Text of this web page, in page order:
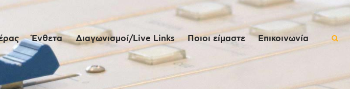
Ένθετα Διαγωνισμοί/Live Links Ποιοι είμαστε Επικοινωνία